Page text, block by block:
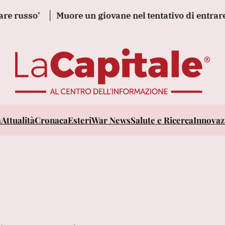
Muore un giovane nel tentativo di entrare
AttualitàCronacaEsteriWar NewsSalute e Ricerca